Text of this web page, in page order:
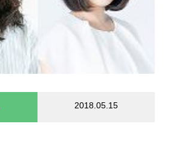
2018.05.15